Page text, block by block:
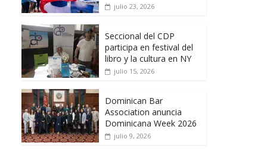
julio 23, 2026
Seccional del CDP
participa en festival del
libro y la cultura en NY
julio 15, 2026
Dominican Bar
Association anuncia
Dominicana Week 2026
julio 9, 2026